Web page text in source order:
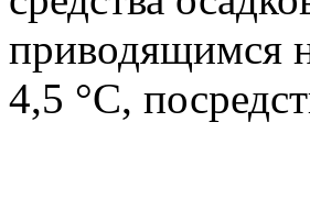
приводящимся
4,5 °C,